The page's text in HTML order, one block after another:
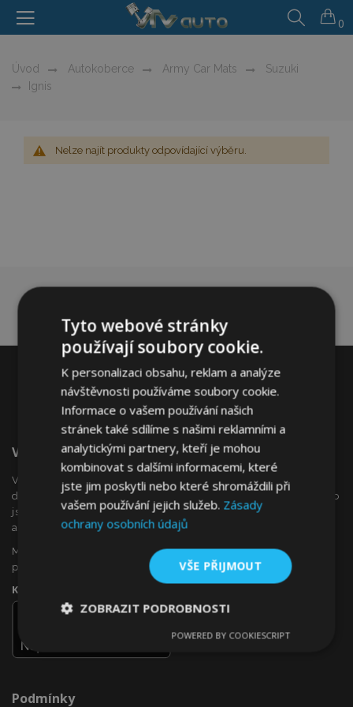
0
Úvod Autokoberce Army Car Mats
Suzuki
Ignis
Nelze najít produkty odpovídající výběru.
Vítejte Na VTVauto.cz
VTVauto je maloobchodním prodejcem a velkoobchodním
dodavatelem autopříslušenství a autodoplňků v Evropě, jako
jsou např .: ozdobné kryty kol (poklice), okenní deflektory,
autopotahy, autorohože, chromové kryty a rámy, ...
Máte zájem o dropshipping, nebo se chcete stát naším
partnerem?
Kontaktujte nás ještě dnes!
Podmínky
Tyto webové stránky
používají soubory cookie.
K personalizaci obsahu, reklam a analýze
návštěvnosti používáme soubory cookie.
Informace o vašem používání našich
stránek také sdílíme s našimi reklamními a
analytickými partnery, kteří je mohou
kombinovat s dalšími informacemi, které
jste jim poskytli nebo které shromáždili při
vašem používání jejich služeb. Zásady
ochrany osobních údajů
VŠE PŘIJMOUT
ZOBRAZIT PODROBNOSTI
nutné
Výkonové
soubory
Soubory
POWERED BY COOKIESCRIPT